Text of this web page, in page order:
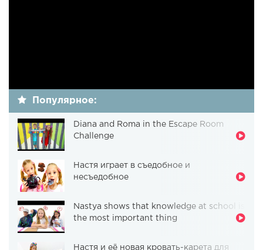
Популярное:
Diana and Roma in the Escape Room
Challenge
Настя играет в съедобное и
несъедобное
Nastya shows that knowledge at school is
the most important thing
Настя и её новая кровать-карета для